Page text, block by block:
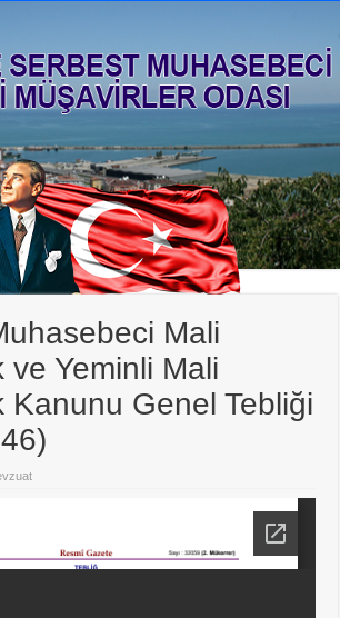
Mali
ve Yeminli Mali
Kanunu Genel Tebliği